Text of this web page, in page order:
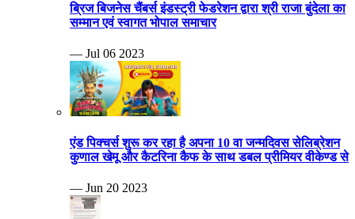
ब्रिज बिजनेस चैंबर्स इंडस्ट्री फेडरेशन द्वारा श्री राजा बुंदेला का
सम्मान एवं स्वागत भोपाल समाचार
— Jul 06 2023
एंड पिक्चर्स शुरू कर रहा है अपना 10 वा जन्मदिवस सेलिब्रेशन
कुणाल खेमू और कैटरिना कैफ के साथ डबल प्रीमियर वीकेण्ड से
— Jun 20 2023